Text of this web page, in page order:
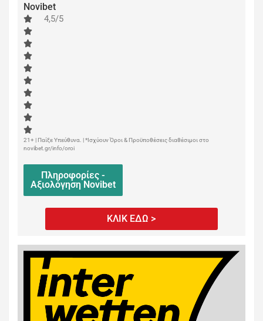
Novibet
4,5/5
21+ | Παίξε Υπεύθυνα. | *Ισχύουν Όροι & Προϋποθέσεις διαθέσιμοι στο
novibet.gr/info/oroi
Πληροφορίες -
Αξιολόγηση Novibet
ΚΛΙΚ ΕΔΩ >